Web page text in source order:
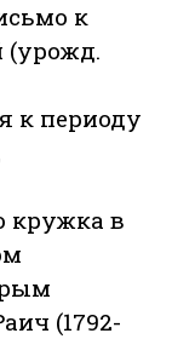
к
к периоду
кружка в
(1792-